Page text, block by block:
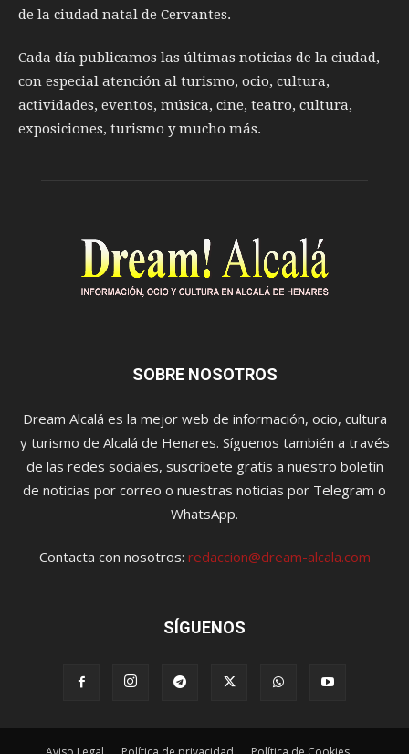
de la ciudad natal de Cervantes.
Cada día publicamos las últimas noticias de la ciudad,
con especial atención al turismo, ocio, cultura,
actividades, eventos, música, cine, teatro, cultura,
exposiciones, turismo y mucho más.
SOBRE NOSOTROS
Dream Alcalá es la mejor web de información, ocio, cultura
y turismo de Alcalá de Henares. Síguenos también a través
de las redes sociales, suscríbete gratis a nuestro boletín
de noticias por correo o nuestras noticias por Telegram o
WhatsApp.
Contacta con nosotros: redaccion@dream-alcala.com
SÍGUENOS